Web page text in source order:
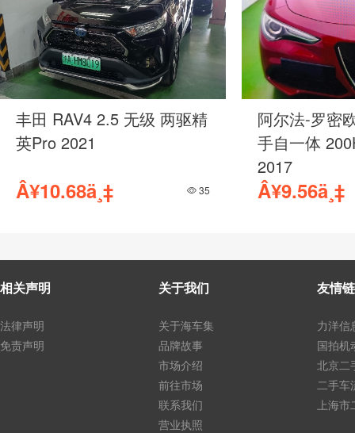
丰田 RAV4 2.5 无级 两驱精
英Pro 2021
Â¥10.68ä¸‡ 35
阿尔法-罗密
手自一体
2017
Â¥9.56ä¸‡
相关声明
法律声明
免责声明
关于我们
关于海车集
品牌故事
市场介绍
前往市场
联系我们
营业执照
友情
力洋信
国拍机
北京二
二手车
上海